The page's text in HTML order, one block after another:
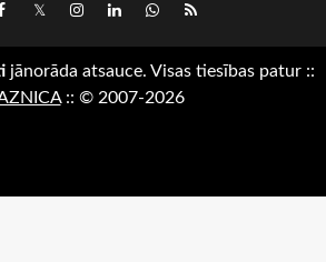
TwitterInstagram
LinkedInwhatsapp
RSS
jānorāda atsauce. Visas tiesības patur ::
:: © 2007-2026